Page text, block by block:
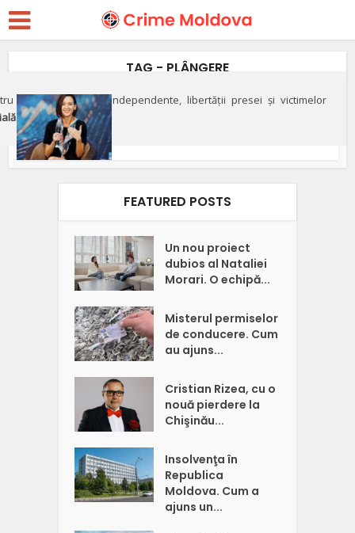
apărarea justiției independente, libertății presei și victimelor
TAG - PLÂNGERE
Justiție
FEATURED POSTS
Un nou proiect
dubios al Nataliei
Morari. O echipă...
Misterul permiselor
de conducere. Cum
au ajuns...
Cristian Rizea, cu o
nouă pierdere la
Chişinău...
Insolvenţa în
Republica
Moldova. Cum a
ajuns un...